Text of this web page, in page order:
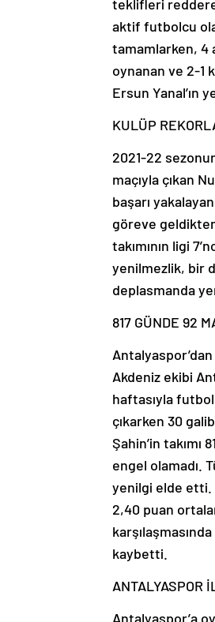
teklifleri
aktif futbolcu
tamamlarken, 4
oynanan ve 2-1
Ersun Yanal’ın
KULÜP
2021-22
maçıyla çıkan
başarı
göreve
takımının ligi
yenilmezlik, bir
deplasmanda
817 GÜNDE 92
Akdeniz ekibi
haftasıyla futbol
çıkarken 30
Şahin’in takımı
engel olamadı.
yenilgi elde etti.
2,40 puan
kaybetti.
ANTALYASPOR
Antalyaspor’a